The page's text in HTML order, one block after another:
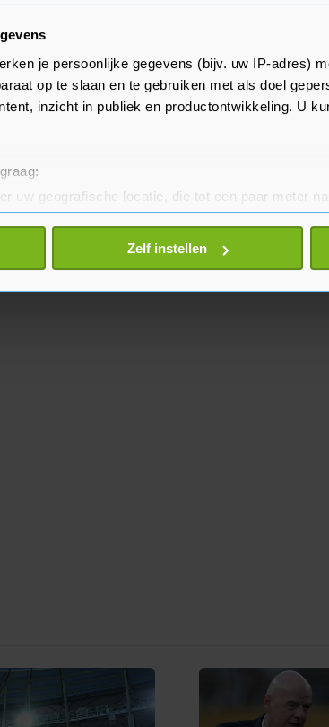
je persoonlijke gegevens (bijv. uw IP-adres)
op te slaan en te gebruiken met als doel
inzicht in publiek en productontwikkeling. U
uw geografische locatie, die tot een paar meter
het actief te scannen op specifieke
gegevens worden verwerkt en stel uw
of intrekken in de Cookieverklaring.
Zelf instellen
Fröhlich zegt
dat het verstandig is
van Dortmund leidt. Hij